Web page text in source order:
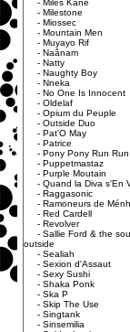
- Miles Kane
- Milestone
- Miossec
- Mountain Men
- Muyayo Rif
- Naânam
- Natty
- Naughty Boy
- Nneka
- No One Is Innocent
- Oldelaf
- Opium du Peuple
- Outside Duo
- Pat'O May
- Patrice
- Pony Pony Run Run
- Puppetmastaz
- Purple Moutain
- Quand la Diva s'En
- Raggasonic
- Ramoneurs de
- Red Cardell
- Revolver
- Sallie Ford & the
outside
- Sealiah
- Sexion d'Assaut
- Sexy Sushi
- Shaka Ponk
- Ska P
- Skip The Use
- Singtank
- Sinsemilia